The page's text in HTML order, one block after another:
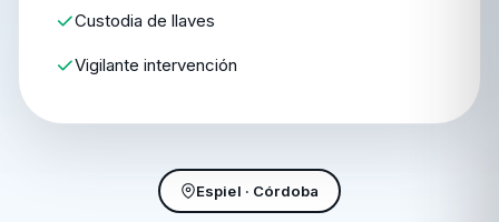
Espiel · Córdoba
Custodia de llaves
Vigilante intervención